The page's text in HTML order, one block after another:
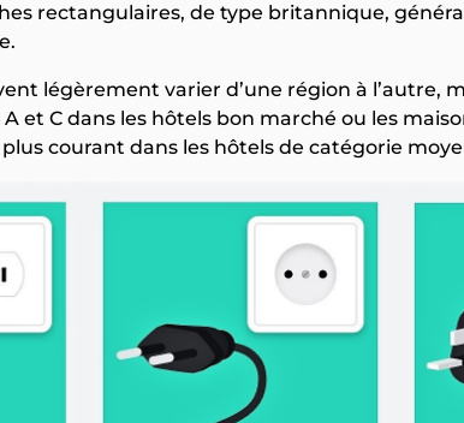
rectangulaires, de type britannique,
légèrement varier d’une région à l’autre,
et C dans les hôtels bon marché ou les
courant dans les hôtels de catégorie